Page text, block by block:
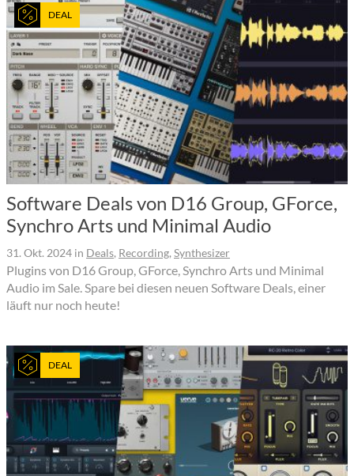
DEAL
Software Deals von D16 Group, GForce,
Synchro Arts und Minimal Audio
31. Okt. 2024 in Deals, Recording, Synthesizer
Plugins von D16 Group, GForce, Synchro Arts und Minimal
Audio im Sale. Spare bei diesen neuen Software Deals, einer
läuft nur noch heute!
DEAL